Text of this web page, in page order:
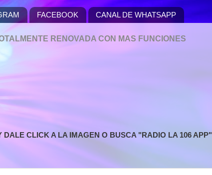
FACEBOOK CANAL DE WHATSAPP
RENOVADA CON MAS FUNCIONES
DALE CLICK A LA IMAGEN O BUSCA "RADIO LA 106 APP"